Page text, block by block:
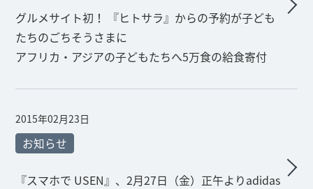
グルメサイト初！ 『ヒトサラ』からの予約が子ども
たちのごちそうさまに
アフリカ・アジアの子どもたちへ5万食の給食寄付
2015年02月23日
お知らせ
『スマホで USEN』、2月27日（金）正午よりadidas